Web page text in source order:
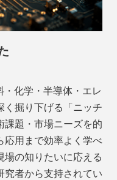
化学・半導体・エレ
く掘り下げる「ニッチ
課題・市場ニーズを的
応用まで効率よく学べ
場の知りたいに応える
究者から支持されてい